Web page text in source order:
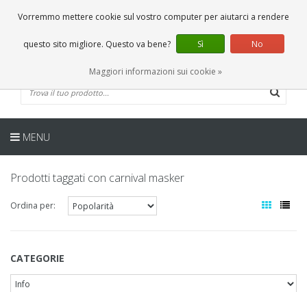
0 Articoli
IT
MENU
Prodotti taggati con carnival masker
Ordina per:
CATEGORIE
Vorremmo mettere cookie sul vostro computer per aiutarci a rendere
questo sito migliore. Questo va bene? Sì No
Maggiori informazioni sui cookie »